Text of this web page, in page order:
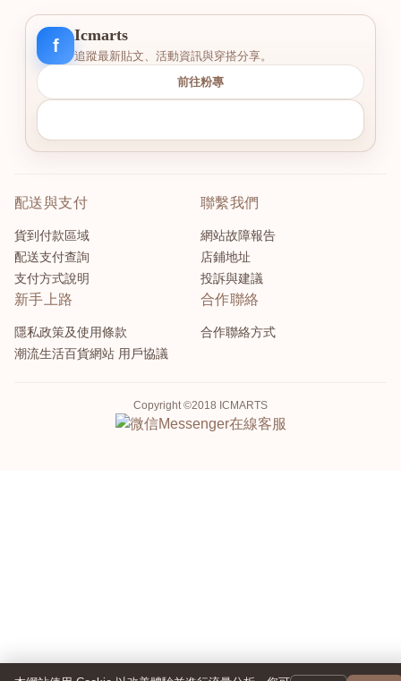
f
Icmarts
追蹤最新貼文、活動資訊與穿搭分享。
前往粉專
配送與支付
貨到付款區域
配送支付查詢
支付方式說明
聯繫我們
網站故障報告
店鋪地址
投訴與建議
新手上路
隱私政策及使用條款
潮流生活百貨網站 用戶協議
合作聯絡
合作聯絡方式
Copyright ©2018 ICMARTS
Messenger在線客服